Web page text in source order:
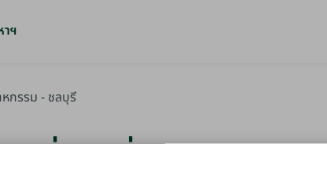
ฯ
รี
หกรรม - ชลบุรี
น ที่ดินเพื่อการอุตสาห